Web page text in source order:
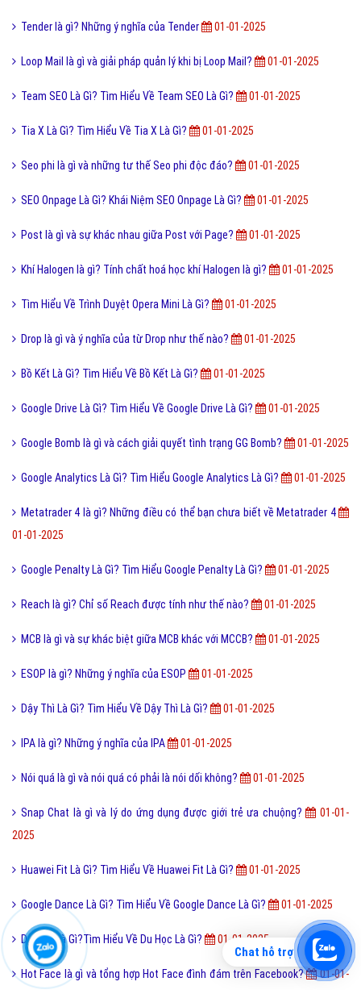
Tender là gì? Những ý nghĩa của Tender 01-01-2025
Loop Mail là gì và giải pháp quản lý khi bị Loop Mail? 01-01-2025
Team SEO Là Gì? Tìm Hiểu Về Team SEO Là Gì? 01-01-2025
Tia X Là Gì? Tìm Hiểu Về Tia X Là Gì? 01-01-2025
Seo phi là gì và những tư thế Seo phi độc đáo? 01-01-2025
SEO Onpage Là Gì? Khái Niệm SEO Onpage Là Gì? 01-01-2025
Post là gì và sự khác nhau giữa Post với Page? 01-01-2025
Khí Halogen là gì? Tính chất hoá học khí Halogen là gì? 01-01-2025
Tìm Hiểu Về Trình Duyệt Opera Mini Là Gì? 01-01-2025
Drop là gì và ý nghĩa của từ Drop như thế nào? 01-01-2025
Bồ Kết Là Gì? Tìm Hiểu Về Bồ Kết Là Gì? 01-01-2025
Google Drive Là Gì? Tìm Hiểu Về Google Drive Là Gì? 01-01-2025
Google Bomb là gì và cách giải quyết tình trạng GG Bomb? 01-01-2025
Google Analytics Là Gì? Tìm Hiểu Google Analytics Là Gì? 01-01-2025
Metatrader 4 là gì? Những điều có thể bạn chưa biết về Metatrader 4
01-01-2025
Google Penalty Là Gì? Tìm Hiểu Google Penalty Là Gì? 01-01-2025
Reach là gì? Chỉ số Reach được tính như thế nào? 01-01-2025
MCB là gì và sự khác biệt giữa MCB khác với MCCB? 01-01-2025
ESOP là gì? Những ý nghĩa của ESOP 01-01-2025
Dậy Thì Là Gì? Tìm Hiểu Về Dậy Thì Là Gì? 01-01-2025
IPA là gì? Những ý nghĩa của IPA 01-01-2025
Nói quá là gì và nói quá có phải là nói dối không? 01-01-2025
Snap Chat là gì và lý do ứng dụng được giới trẻ ưa chuộng?
01-01-
2025
Huawei Fit Là Gì? Tìm Hiểu Về Huawei Fit Là Gì? 01-01-2025
Google Dance Là Gì? Tìm Hiểu Về Google Dance Là Gì? 01-01-2025
Du Học Là Gì?Tìm Hiểu Về Du Học Là Gì? 01-01-2025
Hot Face là gì và tổng hợp Hot Face đình đám trên Facebook? 01-01-
Chat hỗ trợ